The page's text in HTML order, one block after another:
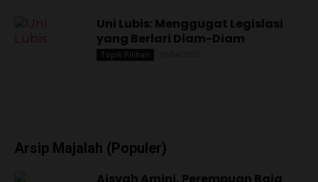
Uni Lubis: Menggugat Legislasi
yang Berlari Diam-Diam
Topik Pilihan
Arsip Majalah (Populer)